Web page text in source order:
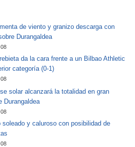
de viento y granizo descarga con
Durangaldea
da la cara frente a un Bilbao Athletic
categoría (0-1)
solar alcanzará la totalidad en gran
Durangaldea
soleado y caluroso con posibilidad de